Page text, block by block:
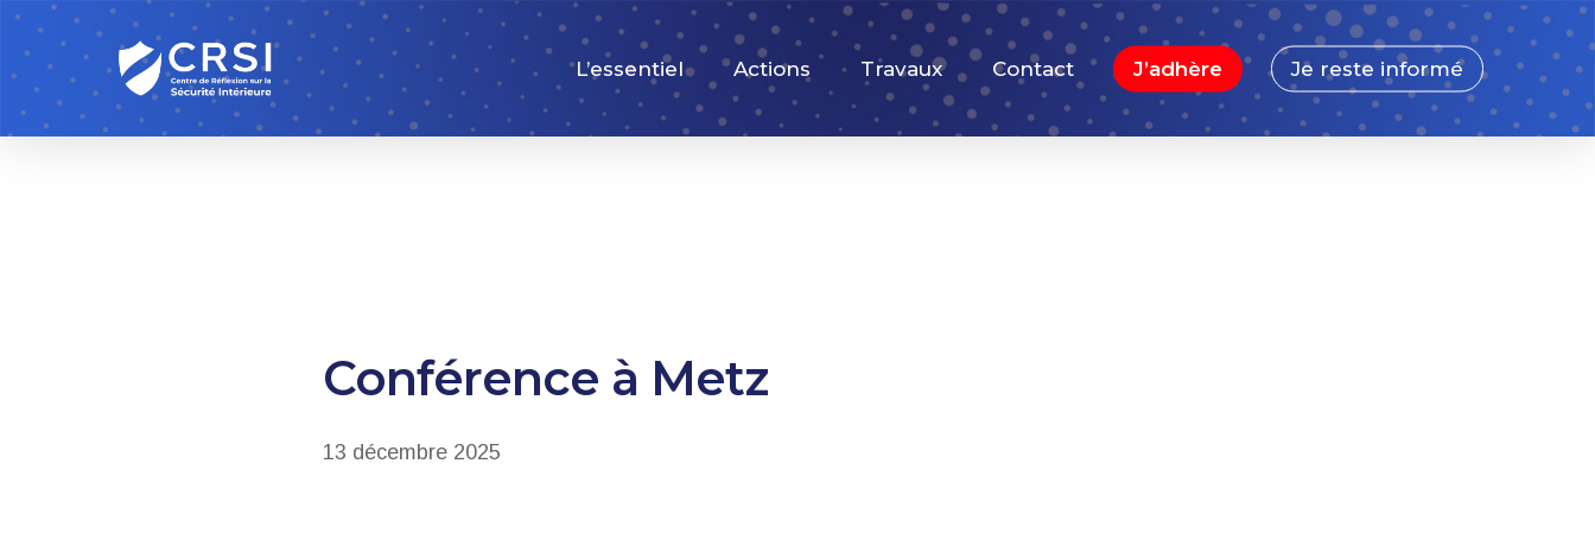
Skip
main
content
L’essentiel Actions Travaux Contact J’adhère Je reste informé
Conférence à Metz
13 décembre 2025